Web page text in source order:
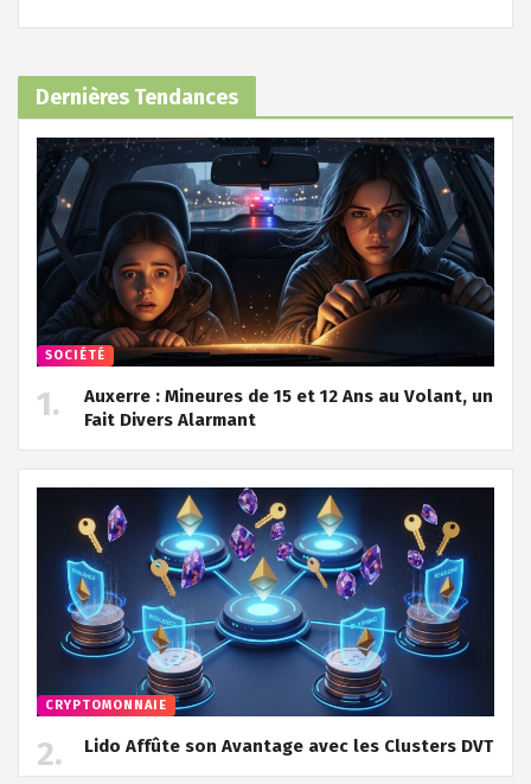
Dernières Tendances
SOCIÉTÉ
Auxerre : Mineures de 15 et 12 Ans au Volant, un
Fait Divers Alarmant
CRYPTOMONNAIE
Lido Affûte son Avantage avec les Clusters DVT